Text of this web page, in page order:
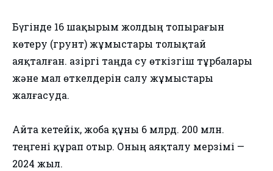
Бүгінде 16 шақырым жолдың топырағын
көтеру (грунт) жұмыстары толықтай
аяқталған. Қазіргі таңда су өткізгіш тұрбалары
және мал өткелдерін салу жұмыстары
жалғасуда.
Айта кетейік, жоба құны 6 млрд. 200 млн.
теңгені құрап отыр. Оның аяқталу мерзімі —
2024 жыл.